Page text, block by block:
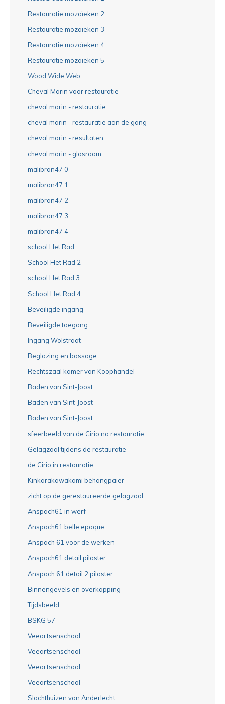
Restauratie mozaïeken 2
Restauratie mozaïeken 3
Restauratie mozaïeken 4
Restauratie mozaïeken 5
Wood Wide Web
Cheval Marin voor restauratie
cheval marin - restauratie
cheval marin - restauratie aan de gang
cheval marin - resultaten
cheval marin - glasraam
malibran47 0
malibran47 1
malibran47 2
malibran47 3
malibran47 4
school Het Rad
School Het Rad 2
school Het Rad 3
School Het Rad 4
Beveiligde ingang
Beveiligde toegang
Ingang Wolstraat
Beglazing en bossage
Rechtszaal kamer van Koophandel
Baden van Sint-Joost
Baden van Sint-Joost
Baden van Sint-Joost
sfeerbeeld van de Cirio na restauratie
Gelagzaal tijdens de restauratie
de Cirio in restauratie
Kinkarakawakami behangpaier
zicht op de gerestaureerde gelagzaal
Anspach61 in werf
Anspach61 belle epoque
Anspach 61 voor de werken
Anspach61 detail pilaster
Anspach 61 detail 2 pilaster
Binnengevels en overkapping
Tijdsbeeld
BSKG 57
Veeartsenschool
Veeartsenschool
Veeartsenschool
Veeartsenschool
Slachthuizen van Anderlecht